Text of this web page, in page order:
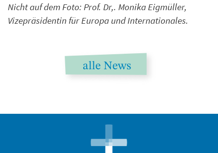
Nicht auf dem Foto: Prof. Dr,. Monika Eigmüller,
Vizepräsidentin für Europa und Internationales.
alle News